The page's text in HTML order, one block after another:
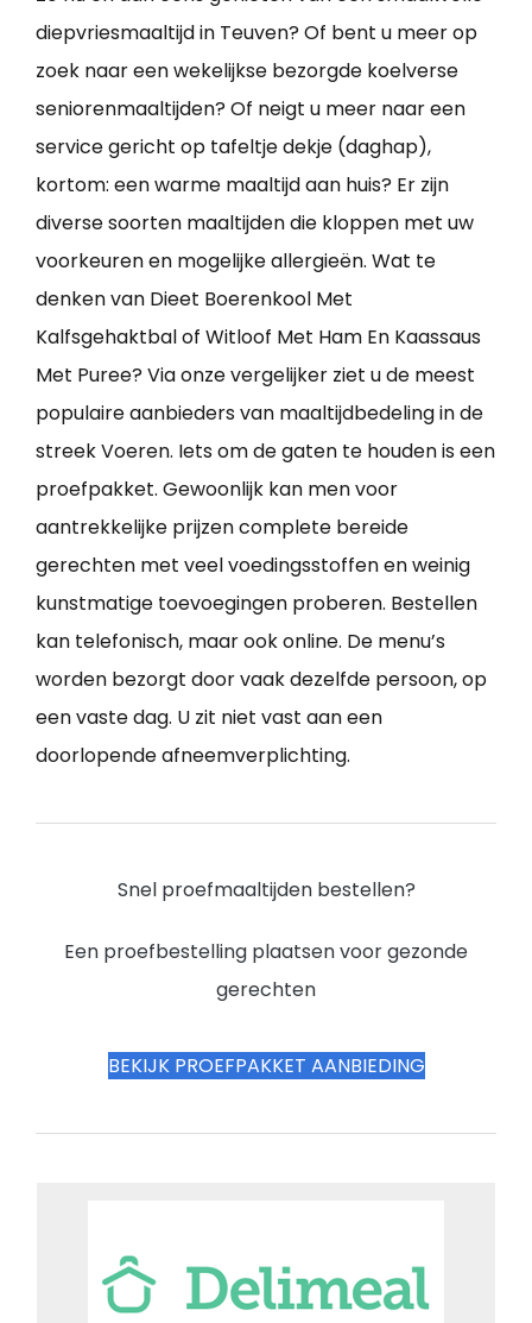
diepvriesmaaltijd in Teuven? Of bent u meer op
zoek naar een wekelijkse bezorgde koelverse
seniorenmaaltijden? Of neigt u meer naar een
service gericht op tafeltje dekje (daghap),
kortom: een warme maaltijd aan huis? Er zijn
diverse soorten maaltijden die kloppen met uw
voorkeuren en mogelijke allergieën. Wat te
denken van Dieet Boerenkool Met
Kalfsgehaktbal of Witloof Met Ham En Kaassaus
Met Puree? Via onze vergelijker ziet u de meest
populaire aanbieders van maaltijdbedeling in de
streek Voeren. Iets om de gaten te houden is een
proefpakket. Gewoonlijk kan men voor
aantrekkelijke prijzen complete bereide
gerechten met veel voedingsstoffen en weinig
kunstmatige toevoegingen proberen. Bestellen
kan telefonisch, maar ook online. De menu’s
worden bezorgt door vaak dezelfde persoon, op
een vaste dag. U zit niet vast aan een
doorlopende afneemverplichting.
Snel proefmaaltijden bestellen?
Een proefbestelling plaatsen voor gezonde
gerechten
BEKIJK PROEFPAKKET AANBIEDING